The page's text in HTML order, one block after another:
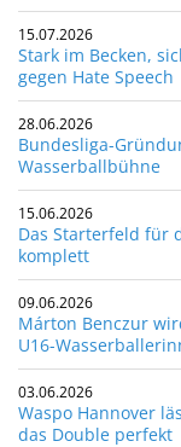
15.07.2026
Stark im Becken,
gegen Hate Speech
28.06.2026
Bundesliga-
Wasserballbühne
15.06.2026
Das Starterfeld für
komplett
09.06.2026
Márton Benczur
U16-
03.06.2026
Waspo Hannover
das Double perfekt